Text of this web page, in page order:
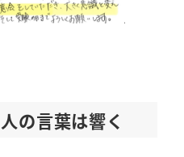
の言葉は響く